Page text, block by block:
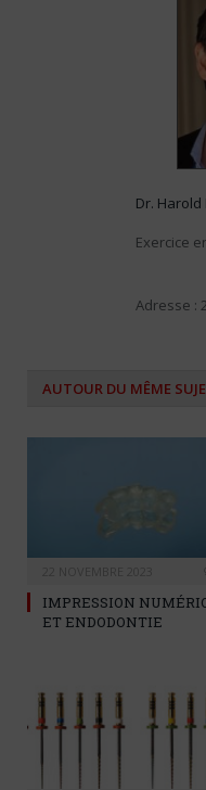
Dr. Harold
Exercice
Adresse :
AUTOUR DU MÊME
IMPRESSION
ET ENDODONTIE